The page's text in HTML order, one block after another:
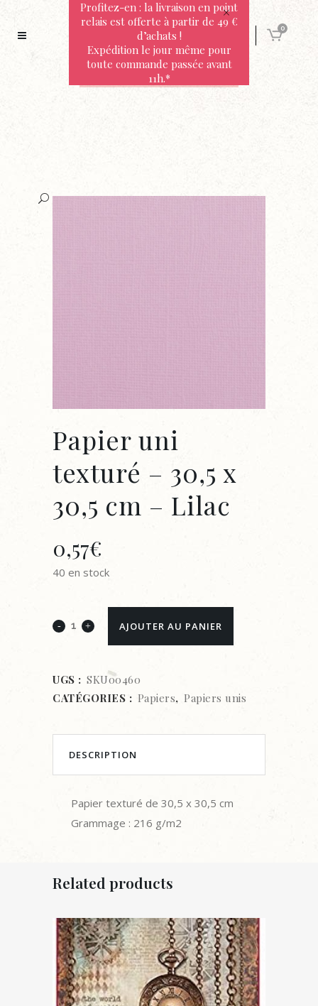
0
Papier uni
texturé – 30,5 x
30,5 cm – Lilac
0,57€
40 en stock
Papier
texturé
-
quantity
AJOUTER AU PANIER
UGS : SKU00460
CATÉGORIES : Papiers, Papiers unis
DESCRIPTION
Papier texturé de 30,5 x 30,5 cm
Grammage : 216 g/m2
Related products
Profitez-en : la livraison en point
relais est offerte à partir de 49 €
d’achats !
Expédition le jour même pour
toute commande passée avant
11h.*